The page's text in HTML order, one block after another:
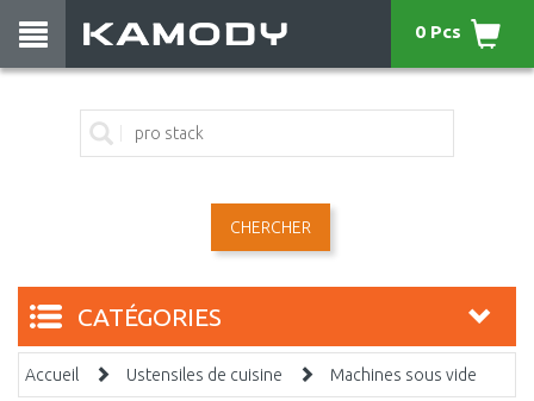
CHERCHER
0 Pcs
CATÉGORIES
Accueil Ustensiles de cuisine Machines sous vide